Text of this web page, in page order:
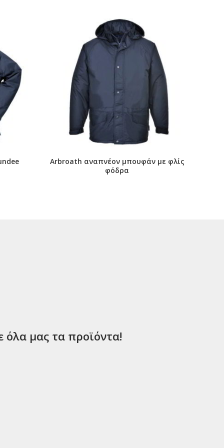
Arbroath αναπνέον μπουφάν με φλίς
φόδρα
όλα μας τα προϊόντα!